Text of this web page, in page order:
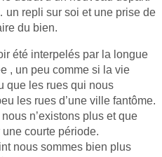
repli sur soi et une prise de
du bien.
été interpelés par la longue
, un peu comme si la vie
que les rues qui nous
les rues d’une ville fantôme.
n’existons plus et que
courte période.
nous sommes bien plus